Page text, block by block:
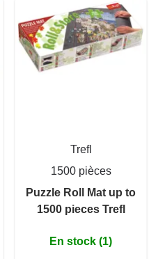
Trefl
1500 pièces
Puzzle Roll Mat up to
1500 pieces Trefl
En stock (1)